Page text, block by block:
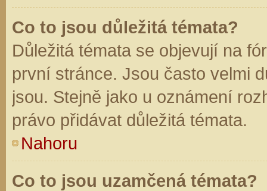
Co to jsou důležitá témata?
Důležitá témata se objevují na
první stránce. Jsou často velmi
jsou. Stejně jako u oznámení
právo přidávat důležitá témata.
Nahoru
Co to jsou uzamčená témata?